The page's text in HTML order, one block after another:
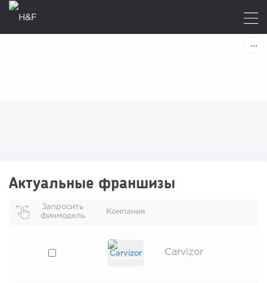
Актуальные франшизы
Запросить
финмодель
Компания
Carvizor